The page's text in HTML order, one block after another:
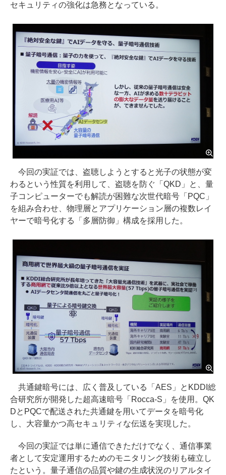
セキュリティの強化は急務となっている。
今回の実証では、盗聴しようとすると光子の状態が変
わるという性質を利用して、盗聴を防ぐ「QKD」と、量
子コンピューターでも解読が困難な次世代暗号「PQC」
を組み合わせ、物理層とアプリケーション層の複数レイ
ヤーで暗号化する「多層防御」構成を採用した。
共通鍵暗号には、広く普及している「AES」とKDDI総
合研究所が開発した超高速暗号「Rocca-S」を使用。QK
DとPQCで配送された共通鍵を用いてデータを暗号化
し、大容量かつ高セキュリティな伝送を実現した。
今回の実証では単に通信できただけでなく、通信事業
者として安定運用するためのモニタリング技術も確立し
たという。量子通信の品質や鍵の生成状況のリアルタイ